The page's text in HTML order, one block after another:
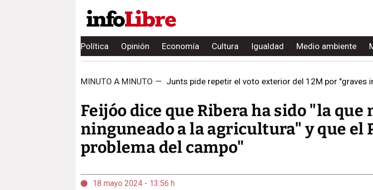
Política Opinión Economía Cultura Igualdad Medio ambiente
MINUTO A MINUTO — Junts pide repetir el voto exterior del 12M por "graves
Feijóo dice que Ribera ha sido "la que
ninguneado a la agricultura" y que el
problema del campo"
18 mayo 2024 - 13:56 h